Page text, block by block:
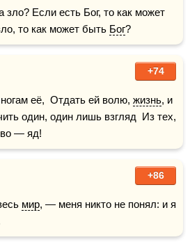
зло? Если есть Бог, то как может
то как может быть Бог?
+74
её,  Отдать ей волю, жизнь
один, один лишь взгляд  Из тех,
— яд!
+86
мир, — меня никто не понял: и я